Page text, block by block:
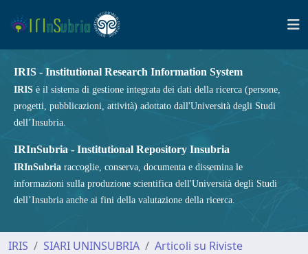
IRIS - Institutional Research Information System
IRIS è il sistema di gestione integrata dei dati della ricerca (persone,
progetti, pubblicazioni, attività) adottato dall'Università degli Studi
dell’Insubria.
IRInSubria - Institutional Repository Insubria
IRInSubria raccoglie, conserva, documenta e dissemina le
informazioni sulla produzione scientifica dell'Università degli Studi
dell’Insubria anche ai fini della valutazione della ricerca.
IRIS SIARI UNINSUBRIA
Articoli su Riviste